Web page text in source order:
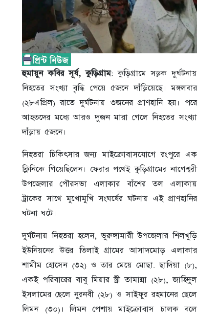
হুমায়ুন কবির সূর্য, কু‌ড়িগ্রাম: কুড়িগ্রামে সড়ক দুর্ঘটনায়
নিহতের সংখ্যা বৃদ্ধি পেয়ে ৫জনে দাঁড়িয়েছে। মঙ্গলবার
(২৮এপ্রিল) রাতে দুর্ঘটনায় ৩জনের প্রাণহানি হয়। পরে
আহতদের মধ্যে আরও দুজন মারা গেলে নিহতের সংখ্যা
দাঁড়ায় ৫জনে।
নিহতরা চিকিৎসার জন্য মাইক্রোবাসযোগে রংপুরে এক
ক্লিনিকে গিয়েছিলেন। ফেরার পথেই কুড়িগ্রামের নাগেশ্বরী
উপজেলার পৌরসভা এলাকার বাঁশের তল এলাকায়
ট্রাকের সাথে মুখোমুখি সংঘর্ষের ঘটনায় এই প্রাণহানির
ঘটনা ঘটে।
দুর্ঘটনায় নিহতরা হলেন, ভুরুঙ্গামারী উপজেলার শিলখুড়ি
ইউনিয়নের উত্তর তিলাই গ্রামের আসাদমোড় এলাকার
শামীম হোসেন (৩২) ও তার মেয়ে মোছা. ছাদিয়া (৮),
একই পরিবারের বাবু মিয়ার স্ত্রী তামান্না (২৮), জাহিদুল
ইসলামের ছেলে নুরনবী (২৮) ও সাইফুর রহমানের ছেলে
লিমন (৩০)। লিমন পেশায় মাইক্রোবাস চালক বলে